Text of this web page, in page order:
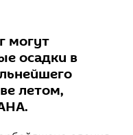
могут
осадки в
летом,